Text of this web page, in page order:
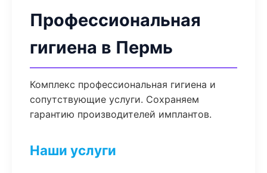
Профессиональная
гигиена в Пермь
Комплекс профессиональная гигиена и
сопутствующие услуги. Сохраняем
гарантию производителей имплантов.
Наши услуги